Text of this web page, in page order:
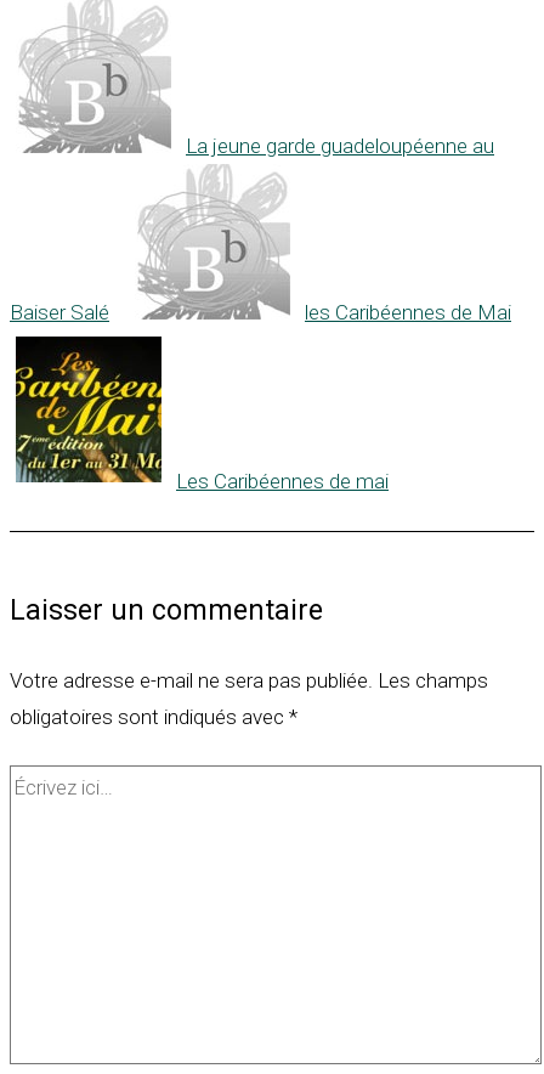
La jeune garde guadeloupéenne au
Baiser Salé les Caribéennes de Mai
Les Caribéennes de mai
Laisser un commentaire
Votre adresse e-mail ne sera pas publiée. Les champs
obligatoires sont indiqués avec *
Écrivez